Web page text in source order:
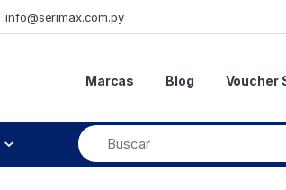
info@serimax.com.py
Marcas Blog Voucher